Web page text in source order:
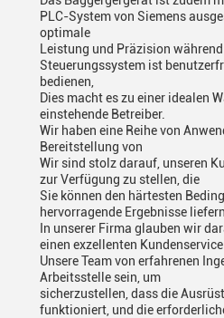
PLC-System von Siemens
optimale
Leistung und Präzision
Steuerungssystem ist
bedienen,
Dies macht es zu einer idealen
einstehende Betreiber.
Wir haben eine Reihe von
Bereitstellung von
Wir sind stolz darauf, unseren
zur Verfügung zu stellen, die
Sie können den härtesten
hervorragende Ergebnisse liefern.
In unserer Firma glauben wir
einen exzellenten Kundenservice
Unsere Team von erfahrenen
Arbeitsstelle sein, um
sicherzustellen, dass die
funktioniert, und die